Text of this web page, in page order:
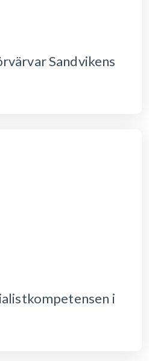
Sandvikens
i